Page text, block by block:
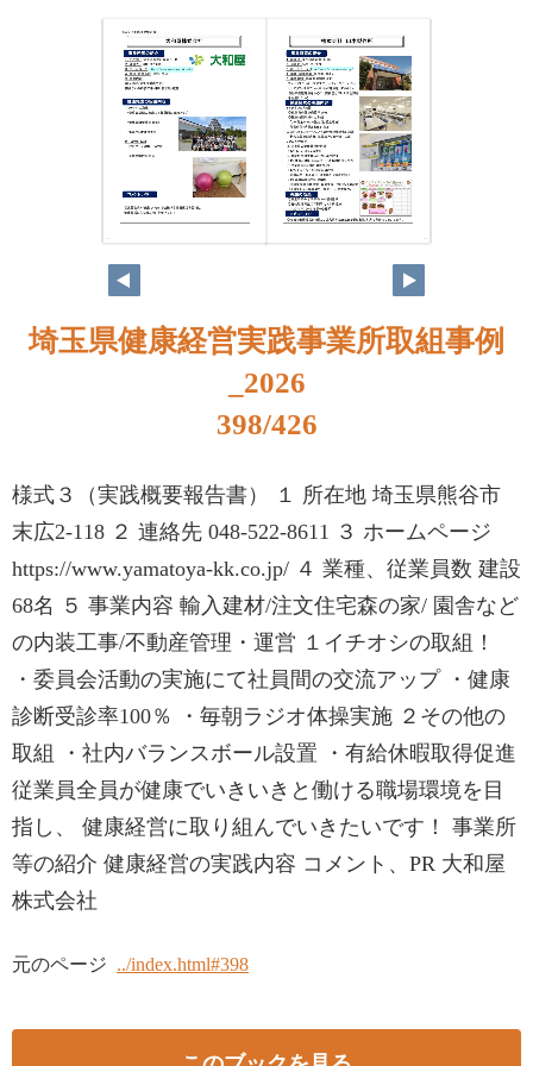
382 383
埼玉県健康経営実践事業所取組事例
_2026
398/426
様式３（実践概要報告書） １ 所在地 埼玉県熊谷市
末広2-118 ２ 連絡先 048-522-8611 ３ ホームページ
https://www.yamatoya-kk.co.jp/ ４ 業種、従業員数 建設
68名 ５ 事業内容 輸入建材/注文住宅森の家/ 園舎など
の内装工事/不動産管理・運営 １イチオシの取組！
・委員会活動の実施にて社員間の交流アップ ・健康
診断受診率100％ ・毎朝ラジオ体操実施 ２その他の
取組 ・社内バランスボール設置 ・有給休暇取得促進
従業員全員が健康でいきいきと働ける職場環境を目
指し、 健康経営に取り組んでいきたいです！ 事業所
等の紹介 健康経営の実践内容 コメント、PR 大和屋
株式会社
元のページ ../index.html#398